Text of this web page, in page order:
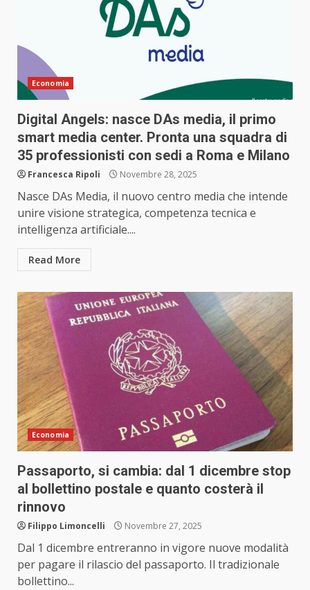
Economia
Digital Angels: nasce DAs media, il primo
smart media center. Pronta una squadra di
35 professionisti con sedi a Roma e Milano
Francesca Ripoli Novembre 28, 2025
Nasce DAs Media, il nuovo centro media che intende
unire visione strategica, competenza tecnica e
intelligenza artificiale....
Read More
Economia
Passaporto, si cambia: dal 1 dicembre stop
al bollettino postale e quanto costerà il
rinnovo
Filippo Limoncelli Novembre 27, 2025
Dal 1 dicembre entreranno in vigore nuove modalità
per pagare il rilascio del passaporto. Il tradizionale
bollettino...